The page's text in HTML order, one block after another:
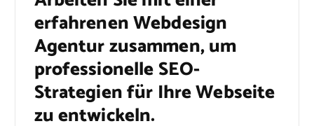
erfahrenen Webdesign
Agentur zusammen, um
professionelle SEO-
Strategien für Ihre Webseite
zu entwickeln.